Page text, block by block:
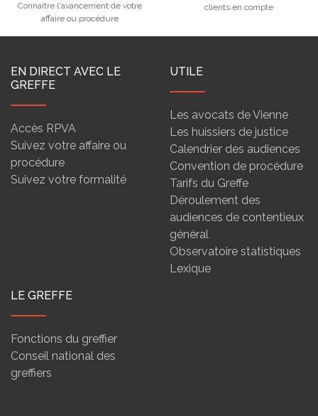
Connaitre l'avancement de votre
affaire ou procédure
clients en compte
EN DIRECT AVEC LE
GREFFE
Accès RPVA
Suivez votre affaire ou
procédure
Suivez votre formalité
UTILE
Les avocats de Vienne
Les huissiers de justice
Calendrier des audiences
Convention de procédure
Tarifs du Greffe
Déroulement des
audiences de contentieux
général
Observatoire statistiques
Lexique
LE GREFFE
Fonctions du greffier
Conseil national des
greffiers